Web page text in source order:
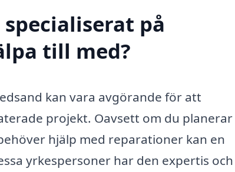
på
till med?
kan vara avgörande för att
projekt. Oavsett om du
hjälp med reparationer kan en
yrkespersoner har den expertis och